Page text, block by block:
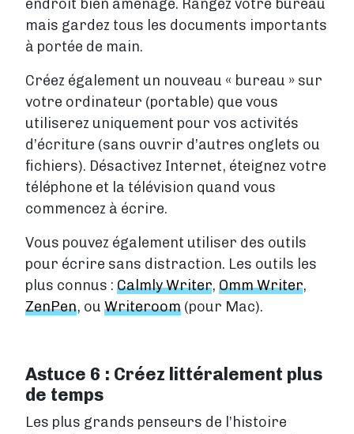
endroit bien aménagé. Rangez votre bureau
mais gardez tous les documents importants
à portée de main.
Créez également un nouveau « bureau » sur
votre ordinateur (portable) que vous
utiliserez uniquement pour vos activités
d’écriture (sans ouvrir d’autres onglets ou
fichiers). Désactivez Internet, éteignez votre
téléphone et la télévision quand vous
commencez à écrire.
Vous pouvez également utiliser des outils
pour écrire sans distraction. Les outils les
plus connus : Calmly Writer, Omm Writer,
ZenPen, ou Writeroom (pour Mac).
Astuce 6 : Créez littéralement plus
de temps
Les plus grands penseurs de l’histoire